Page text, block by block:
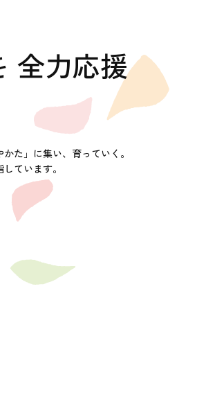
全力応援
た」に集い、育っていく。
ています。